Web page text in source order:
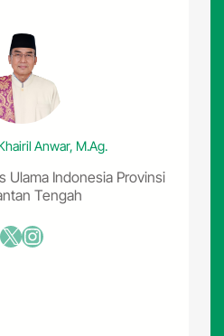
Anwar, M.Ag.
Ulama Indonesia Provinsi
Tengah
X Instagram